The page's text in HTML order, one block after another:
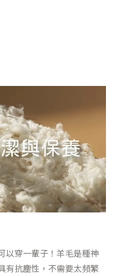
以穿一輩子！羊毛是種神
有抗塵性，不需要太頻繁